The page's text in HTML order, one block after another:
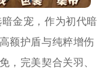
金宠，作为初代暗
额护盾与纯粹增伤
，完美契合关羽、